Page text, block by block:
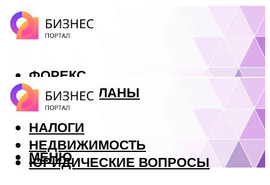
ФОРЕКС
БИЗНЕС ПЛАНЫ
КРЕДИТЫ
НАЛОГИ
НЕДВИЖИМОСТЬ
ЮРИДИЧЕСКИЕ ВОПРОСЫ
МЕНЮ